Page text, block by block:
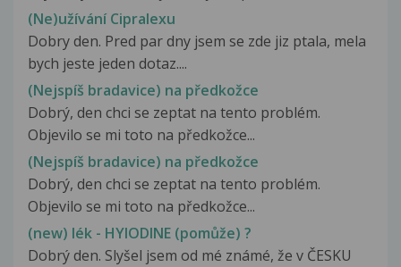
(Ne)užívání Cipralexu
Dobry den. Pred par dny jsem se zde jiz ptala, mela
bych jeste jeden dotaz....
(Nejspíš bradavice) na předkožce
Dobrý, den chci se zeptat na tento problém.
Objevilo se mi toto na předkožce...
(Nejspíš bradavice) na předkožce
Dobrý, den chci se zeptat na tento problém.
Objevilo se mi toto na předkožce...
(new) lék - HYIODINE (pomůže) ?
Dobrý den. Slyšel jsem od mé známé, že v ČESKU